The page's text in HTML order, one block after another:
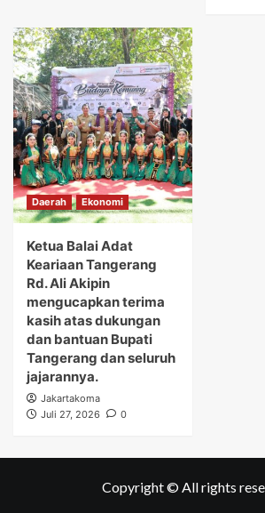
Daerah Ekonomi
Ketua Balai Adat
Keariaan Tangerang
Rd. Ali Akipin
mengucapkan terima
kasih atas dukungan
dan bantuan Bupati
Tangerang dan seluruh
jajarannya.
Jakartakoma
Juli 27, 2026
0
Copyright © All rights